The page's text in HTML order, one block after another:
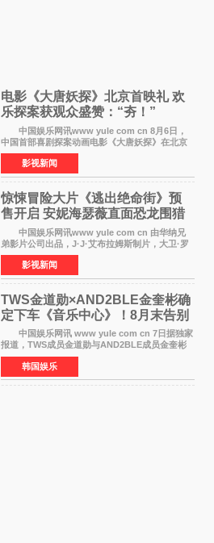
电影《大唐妖探》北京首映礼 欢
乐探案获观众盛赞：“夯！”
中国娱乐网讯www yule com cn 8月6日，
中国首部喜剧探案动画电影《大唐妖探》在北京
举办电影首映礼。导演程腾、联合导演黄珉、总
制片人曹紫建、制片人李莹莹，配音导演张喆，
对白指导程寅，领
影视新闻
惊悚冒险大片《逃出绝命街》预
售开启 安妮海瑟薇直面恐龙围猎
中国娱乐网讯www yule com cn 由华纳兄
弟影片公司出品，J·J·艾布拉姆斯制片，大卫·罗
伯特·米切尔执导，好莱坞巨星安妮·海瑟薇和伊万
·麦克格雷格领衔主演的2026暑期惊悚冒险大片
《逃出绝
影视新闻
TWS金道勋×AND2BLE金奎彬确
定下车《音乐中心》！8月末告别
MC席位
中国娱乐网讯 www yule com cn 7日据独家
报道，TWS成员金道勋与AND2BLE成员金奎彬
将于8月离开《音乐中心》MC的位置。 金道
勋与金奎彬于去年3月与H2H A-NA一起被选为
《音乐中心》MC，约1
韩国娱乐